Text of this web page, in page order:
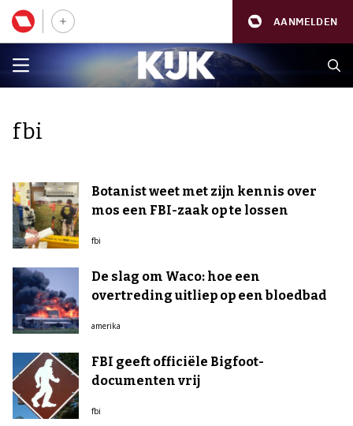
AANMELDEN
fbi
Botanist weet met zijn kennis over
mos een FBI-zaak op te lossen
fbi
De slag om Waco: hoe een
overtreding uitliep op een bloedbad
amerika
FBI geeft officiële Bigfoot-
documenten vrij
fbi